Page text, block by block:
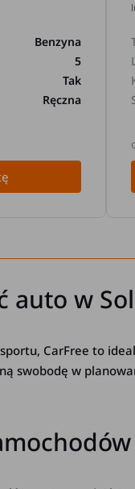
Benzyna
5
Tak
Ręczna
auto w
CarFree to
swobodę w